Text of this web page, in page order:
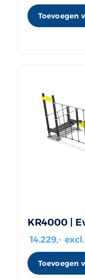
Toevoegen
KR4000 |
14.229,-
Toevoegen